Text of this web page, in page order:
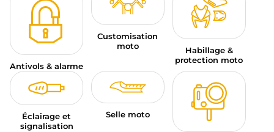
Antivols & alarme
Customisation
moto
Habillage &
protection moto
Éclairage et
signalisation
Selle moto